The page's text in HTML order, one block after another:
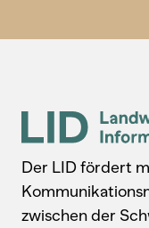
Der LID fördert
zwischen der